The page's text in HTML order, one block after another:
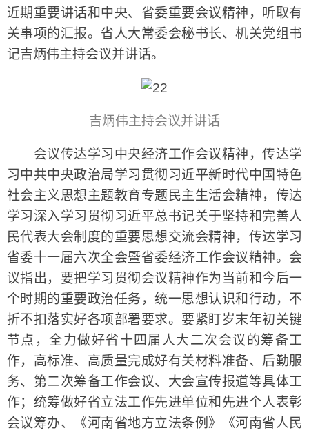
近期重要讲话和中央、省委重要会议精神，听取有
关事项的汇报。省人大常委会秘书长、机关党组书
记吉炳伟主持会议并讲话。
吉炳伟主持会议并讲话
会议传达学习中央经济工作会议精神，传达学
习中共中央政治局学习贯彻习近平新时代中国特色
社会主义思想主题教育专题民主生活会精神，传达
学习深入学习贯彻习近平总书记关于坚持和完善人
民代表大会制度的重要思想交流会精神，传达学习
省委十一届六次全会暨省委经济工作会议精神。会
议指出，要把学习贯彻会议精神作为当前和今后一
个时期的重要政治任务，统一思想认识和行动，不
折不扣落实好各项部署要求。要紧盯岁末年初关键
节点，全力做好省十四届人大二次会议的筹备工
作，高标准、高质量完成好有关材料准备、后勤服
务、第二次筹备工作会议、大会宣传报道等具体工
作；统筹做好省立法工作先进单位和先进个人表彰
会议筹办、《河南省地方立法条例》《河南省人民